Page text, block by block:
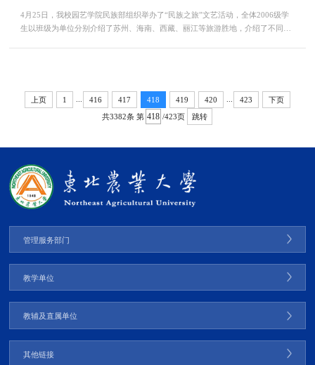
4月25日，我校园艺学院民族部组织举办了“民族之旅”文艺活动，全体2006级学
生以班级为单位分别介绍了苏州、海南、西藏、丽江等旅游胜地，介绍了不同的
上页 1 416 417 418 419 420 423
下页
共3382条 第 /423页 跳转
管理服务部门
教学单位
教辅及直属单位
其他链接